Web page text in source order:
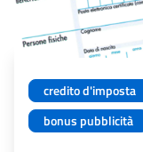
credito d'imposta
bonus pubblicità